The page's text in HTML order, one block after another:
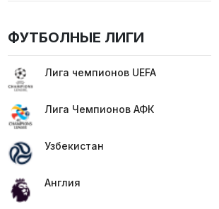
ФУТБОЛНЫЕ ЛИГИ
Лига чемпионов UEFA
Лига Чемпионов АФК
Узбекистан
Англия